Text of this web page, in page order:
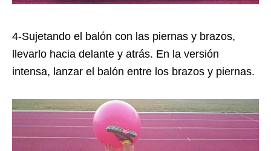
4-Sujetando el balón con las piernas y brazos,
llevarlo hacia delante y atrás. En la versión
intensa, lanzar el balón entre los brazos y piernas.